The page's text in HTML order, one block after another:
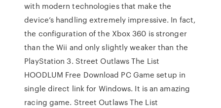
with modern technologies that make the
device’s handling extremely impressive. In fact,
the configuration of the Xbox 360 is stronger
than the Wii and only slightly weaker than the
PlayStation 3. Street Outlaws The List
HOODLUM Free Download PC Game setup in
single direct link for Windows. It is an amazing
racing game. Street Outlaws The List